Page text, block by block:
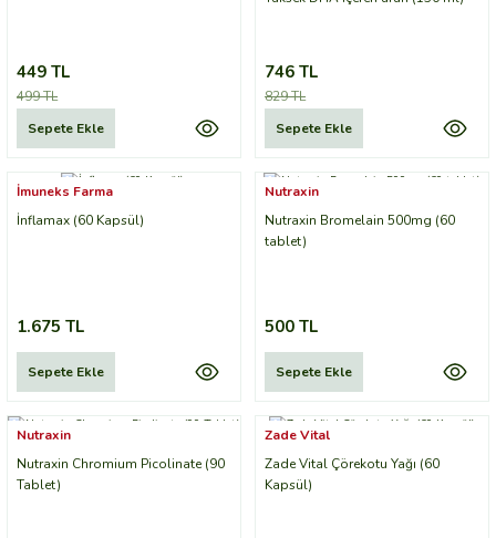
449 TL
499 TL
Sepete Ekle
746 TL
829 TL
Sepete Ekle
İmuneks Farma
İnflamax (60 Kapsül)
1.675 TL
Sepete Ekle
Nutraxin
Nutraxin Bromelain 500mg (60
tablet)
500 TL
Sepete Ekle
Nutraxin
Nutraxin Chromium Picolinate (90
Tablet)
Zade Vital
Zade Vital Çörekotu Yağı (60
Kapsül)